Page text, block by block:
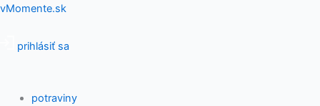
Preskočiť
obsah
vMomente.sk
prihlásiť sa
Menu
potraviny